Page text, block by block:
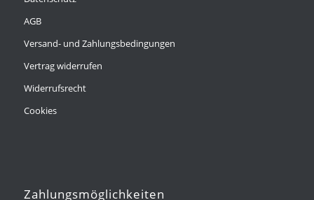
AGB
Versand- und Zahlungsbedingungen
Vertrag widerrufen
Widerrufsrecht
Cookies
Zahlungsmöglichkeiten